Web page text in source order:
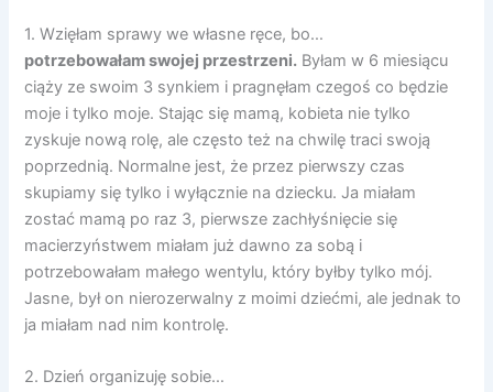
1. Wzięłam sprawy we własne ręce, bo…
potrzebowałam swojej przestrzeni. Byłam w 6 miesiącu
ciąży ze swoim 3 synkiem i pragnęłam czegoś co będzie
moje i tylko moje. Stając się mamą, kobieta nie tylko
zyskuje nową rolę, ale często też na chwilę traci swoją
poprzednią. Normalne jest, że przez pierwszy czas
skupiamy się tylko i wyłącznie na dziecku. Ja miałam
zostać mamą po raz 3, pierwsze zachłyśnięcie się
macierzyństwem miałam już dawno za sobą i
potrzebowałam małego wentylu, który byłby tylko mój.
Jasne, był on nierozerwalny z moimi dziećmi, ale jednak to
ja miałam nad nim kontrolę.
2. Dzień organizuję sobie…